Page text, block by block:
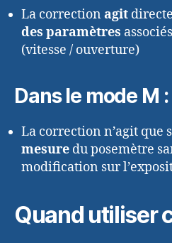
La correction agit
des paramètres
(vitesse / ouverture)
Dans le mode M :
La correction n’agit que
mesure du posemètre
modification sur
Quand utiliser